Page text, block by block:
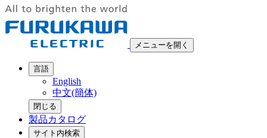
メニューを開く
言語
English
中文(簡体)
閉じる
製品カタログ
サイト内検索